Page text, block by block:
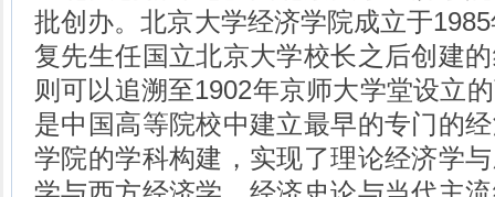
批创办。北京大学经济学院成立于
复先生任国立北京大学校长之后创建
则可以追溯至1902年京师大学堂设立
是中国高等院校中建立最早的专门的
学院的学科构建，实现了理论经济学